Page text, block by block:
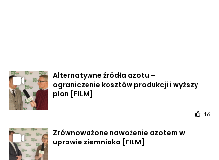
Alternatywne źródła azotu –
ograniczenie kosztów produkcji i wyższy
plon [FILM]
16
Zrównoważone nawożenie azotem w
uprawie ziemniaka [FILM]